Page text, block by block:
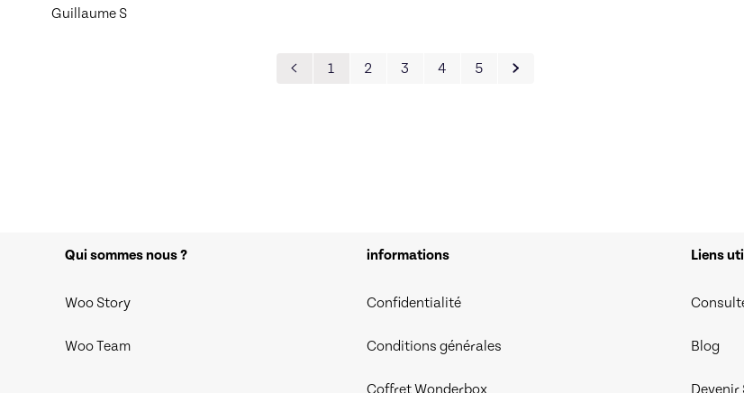
Guillaume S
1 2 3 4 5
Qui sommes nous ?
Woo Story
Woo Team
informations
Confidentialité
Conditions générales
Coffret Wonderbox
Liens
Blog
Devenir